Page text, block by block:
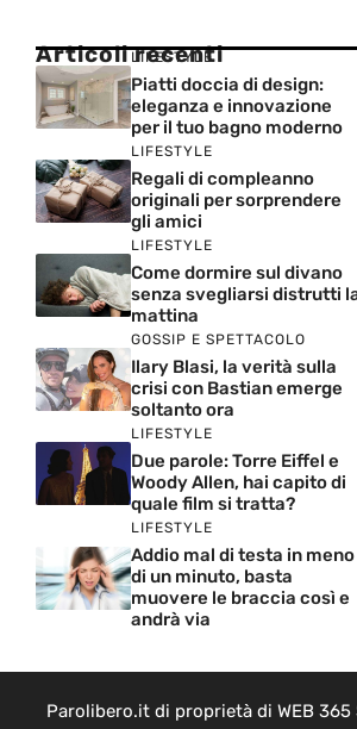
Articoli recenti
LIFESTYLE
Piatti doccia di design:
eleganza e innovazione
per il tuo bagno moderno
LIFESTYLE
Regali di compleanno
originali per sorprendere
gli amici
LIFESTYLE
Come dormire sul divano
senza svegliarsi distrutti
mattina
GOSSIP E SPETTACOLO
Ilary Blasi, la verità sulla
crisi con Bastian emerge
soltanto ora
LIFESTYLE
Due parole: Torre Eiffel e
Woody Allen, hai capito di
quale film si tratta?
LIFESTYLE
Addio mal di testa in meno
di un minuto, basta
muovere le braccia così e
andrà via
Parolibero.it di proprietà di WEB 365